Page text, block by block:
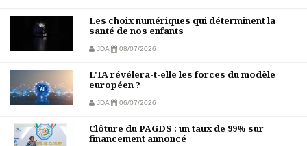
Les choix numériques qui déterminent la
santé de nos enfants
JDA 08/07/2026
L'IA révélera-t-elle les forces du modèle
européen ?
JDA 06/07/2026
Clôture du PAGDS : un taux de 99% sur
financement annoncé